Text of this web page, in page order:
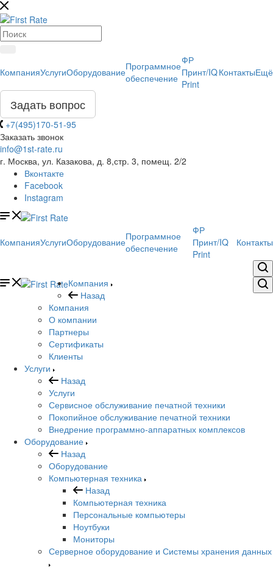
КомпанияУслугиОборудованиеПрограммное
обеспечение
ФР
Принт/IQ
Print
КонтактыЕщё
Задать вопрос
+7(495)170-51-95
Заказать звонок
info@1st-rate.ru
г. Москва, ул. Казакова, д. 8,стр. 3, помещ. 2/2
Вконтакте
Facebook
Instagram
КомпанияУслугиОборудованиеПрограммное
обеспечение
ФР
Принт/IQ
Print
Контакты
Компания
Назад
Компания
О компании
Партнеры
Сертификаты
Клиенты
Услуги
Назад
Услуги
Сервисное обслуживание печатной техники
Покопийное обслуживание печатной техники
Внедрение программно-аппаратных комплексов
Оборудование
Назад
Оборудование
Компьютерная техника
Назад
Компьютерная техника
Персональные компьютеры
Ноутбуки
Мониторы
Серверное оборудование и Системы хранения данных